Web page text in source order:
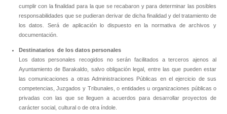
cumplir con la finalidad para la que se recabaron y para determinar las posibles
responsabilidades que se pudieran derivar de dicha finalidad y del tratamiento de
los datos. Será de aplicación lo dispuesto en la normativa de archivos y
documentación.
Destinatarios de los datos personales
Los datos personales recogidos no serán facilitados a terceros ajenos al
Ayuntamiento de Barakaldo, salvo obligación legal, entre las que pueden estar
las comunicaciones a otras Administraciones Públicas en el ejercicio de sus
competencias, Juzgados y Tribunales, o entidades u organizaciones públicas o
privadas con las que se lleguen a acuerdos para desarrollar proyectos de
carácter social, cultural o de otra índole.